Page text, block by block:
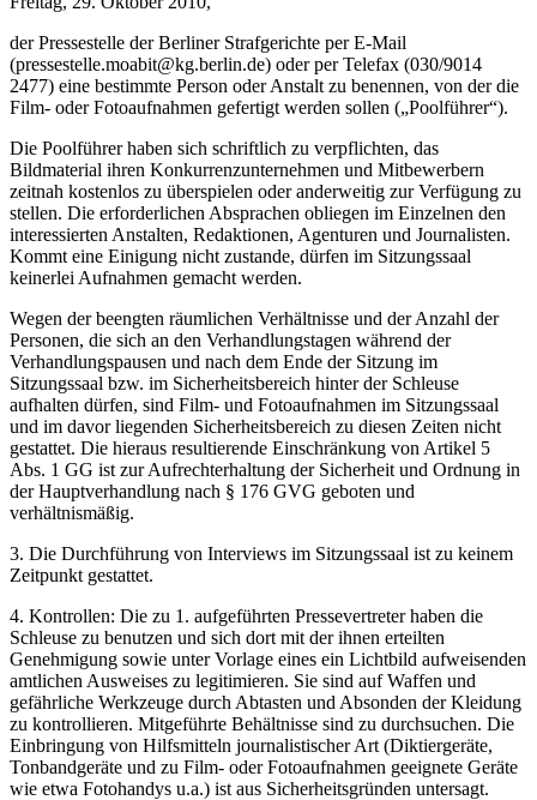
der Pressestelle der Berliner Strafgerichte per E-Mail
(pressestelle.moabit@kg.berlin.de) oder per Telefax (030/9014
2477) eine bestimmte Person oder Anstalt zu benennen, von der die
Film- oder Fotoaufnahmen gefertigt werden sollen („Poolführer“).
Die Poolführer haben sich schriftlich zu verpflichten, das
Bildmaterial ihren Konkurrenzunternehmen und Mitbewerbern
zeitnah kostenlos zu überspielen oder anderweitig zur Verfügung zu
stellen. Die erforderlichen Absprachen obliegen im Einzelnen den
interessierten Anstalten, Redaktionen, Agenturen und Journalisten.
Kommt eine Einigung nicht zustande, dürfen im Sitzungssaal
keinerlei Aufnahmen gemacht werden.
Wegen der beengten räumlichen Verhältnisse und der Anzahl der
Personen, die sich an den Verhandlungstagen während der
Verhandlungspausen und nach dem Ende der Sitzung im
Sitzungssaal bzw. im Sicherheitsbereich hinter der Schleuse
aufhalten dürfen, sind Film- und Fotoaufnahmen im Sitzungssaal
und im davor liegenden Sicherheitsbereich zu diesen Zeiten nicht
gestattet. Die hieraus resultierende Einschränkung von Artikel 5
Abs. 1 GG ist zur Aufrechterhaltung der Sicherheit und Ordnung in
der Hauptverhandlung nach § 176 GVG geboten und
verhältnismäßig.
3. Die Durchführung von Interviews im Sitzungssaal ist zu keinem
Zeitpunkt gestattet.
4. Kontrollen: Die zu 1. aufgeführten Pressevertreter haben die
Schleuse zu benutzen und sich dort mit der ihnen erteilten
Genehmigung sowie unter Vorlage eines ein Lichtbild aufweisenden
amtlichen Ausweises zu legitimieren. Sie sind auf Waffen und
gefährliche Werkzeuge durch Abtasten und Absonden der Kleidung
zu kontrollieren. Mitgeführte Behältnisse sind zu durchsuchen. Die
Einbringung von Hilfsmitteln journalistischer Art (Diktiergeräte,
Tonbandgeräte und zu Film- oder Fotoaufnahmen geeignete Geräte
wie etwa Fotohandys u.a.) ist aus Sicherheitsgründen untersagt.